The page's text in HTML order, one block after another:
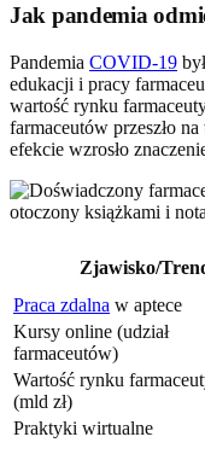
Jak pandemia
Pandemia COVID-19
edukacji i pracy
wartość rynku
farmaceutów przeszło
efekcie wzrosło
Zjawisko/
Praca zdalna w aptece
Kursy online (udział
farmaceutów)
Wartość rynku
(mld zł)
Praktyki wirtualne